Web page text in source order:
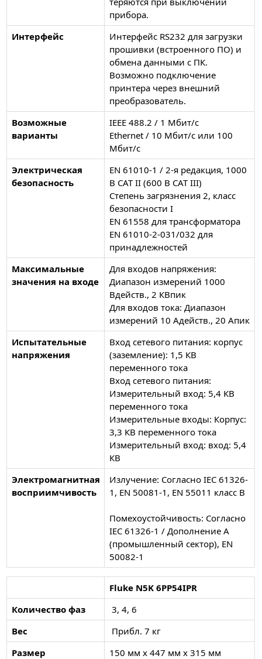
прибора.
Интерфейс
Интерфейс RS232 для загрузки
прошивки (встроенного ПО) и
обмена данными с ПК.
Возможно подключение
принтера через внешний
преобразователь.
Возможные
варианты
IEEE 488.2 / 1 Мбит/с
Ethernet / 10 Мбит/с или 100
Мбит/с
Электрическая
безопасность
EN 61010-1 / 2-я редакция, 1000
В CAT II (600 В CAT III)
Степень загрязнения 2, класс
безопасности I
EN 61558 для трансформатора
EN 61010-2-031/032 для
принадлежностей
Максимальные
значения на входе
Для входов напряжения:
Диапазон измерений 1000
Вдейств., 2 КВпик
Для входов тока: Диапазон
измерений 10 Адейств., 20 Апик
Испытательные
напряжения
Вход сетевого питания: корпус
(заземление): 1,5 КВ
переменного тока
Вход сетевого питания:
Измерительный вход: 5,4 КВ
переменного тока
Измерительные входы: Корпус:
3,3 КВ переменного тока
Измерительный вход: вход: 5,4
КВ
Электромагнитная
восприимчивость
Излучение: Согласно IEC 61326-
1, EN 50081-1, EN 55011 класс B
Помехоустойчивость: Согласно
IEC 61326-1 / Дополнение A
(промышленный сектор), EN
50082-1
Fluke N5K 6PP54IPR
Количество фаз
3, 4, 6
Вес
Прибл. 7 кг
Размер
150 мм x 447 мм x 315 мм